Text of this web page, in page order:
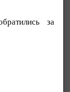
за